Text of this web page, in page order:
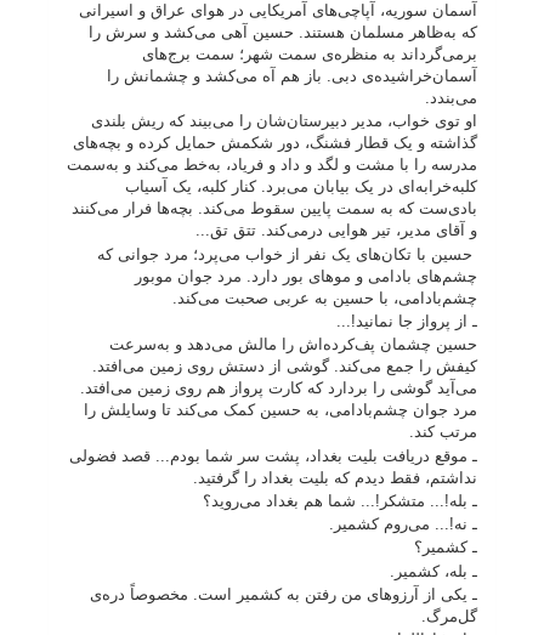
آسمان سوریه، آپاچی‌های آمریکایی در هوای عراق و اسیرانی
که به‌ظاهر مسلمان هستند. حسین آهی می‌کشد و سرش را
برمی‌گرداند به منظره‌ی سمت شهر؛ سمت برج‌های
آسمان‌خراشیده‌ی دبی. باز هم آه می‌کشد و چشمانش را
می‌بندد.
او توی خواب، مدیر دبیرستان‌شان را می‌بیند که ریش بلندی
گذاشته و یک قطار فشنگ، دور شکمش حمایل کرده و بچه‌های
مدرسه را با مشت و لگد و داد و فریاد، به‌خط می‌کند و به‌سمت
کلبه‌خرابه‌ای در یک بیابان می‌برد. کنار کلبه، یک آسیاب
بادی‌ست که به سمت پایین سقوط می‌کند. بچه‌ها فرار می‌کنند
و آقای مدیر، تیر هوایی درمی‌کند. تتق تق...
حسین با تکان‌های یک نفر از خواب می‌پرد؛ مرد جوانی که
چشم‌های بادامی و موهای بور دارد. مرد جوان موبور
چشم‌بادامی، با حسین به عربی صحبت می‌کند.
ـ از پرواز جا نمانید!...
حسین چشمان پف‌کرده‌اش را مالش می‌دهد و به‌سرعت
کیفش را جمع می‌کند. گوشی از دستش روی زمین می‌افتد.
می‌آید گوشی را بردارد که کارت پرواز هم روی زمین می‌افتد.
مرد جوان چشم‌بادامی، به حسین کمک می‌کند تا وسایلش را
مرتب کند.
ـ موقع دریافت بلیت بغداد، پشت سر شما بودم... قصد فضولی
نداشتم، فقط دیدم که بلیت بغداد را گرفتید.
ـ بله!... متشکر!... شما هم بغداد می‌روید؟
ـ نه!... می‌روم کشمیر.
ـ کشمیر؟
ـ بله، کشمیر.
ـ یکی از آرزوهای من رفتن به کشمیر است. مخصوصاً دره‌ی
گل‌مرگ.